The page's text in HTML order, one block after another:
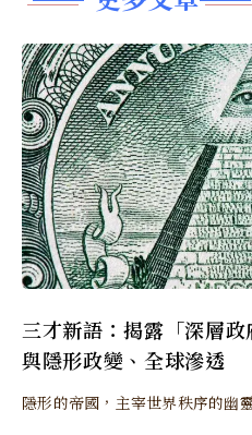
三才新語：揭露「深層
與隱形政變、全球滲透
隱形的帝國，主宰世界秩序的幽